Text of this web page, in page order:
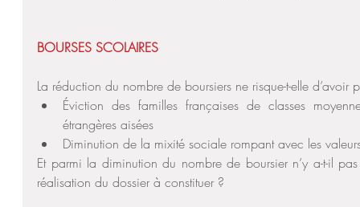
BOURSES SCOLAIRES
La réduction du nombre de boursiers ne risque-t-elle
Éviction des familles françaises de classes
étrangères aisées
Diminution de la mixité sociale rompant avec les
Et parmi la diminution du nombre de boursier n’y a-t-il
réalisation du dossier à constituer ?